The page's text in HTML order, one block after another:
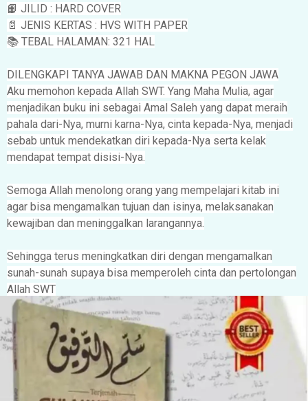
📙 JILID : HARD COVER
📄 JENIS KERTAS : HVS WITH PAPER
📚 TEBAL HALAMAN: 321 HAL
DILENGKAPI TANYA JAWAB DAN MAKNA PEGON JAWA
Aku memohon kepada Allah SWT. Yang Maha Mulia, agar
menjadikan buku ini sebagai Amal Saleh yang dapat meraih
pahala dari-Nya, murni karna-Nya, cinta kepada-Nya, menjadi
sebab untuk mendekatkan diri kepada-Nya serta kelak
mendapat tempat disisi-Nya.
Semoga Allah menolong orang yang mempelajari kitab ini
agar bisa mengamalkan tujuan dan isinya, melaksanakan
kewajiban dan meninggalkan larangannya.
Sehingga terus meningkatkan diri dengan mengamalkan
sunah-sunah supaya bisa memperoleh cinta dan pertolongan
Allah SWT